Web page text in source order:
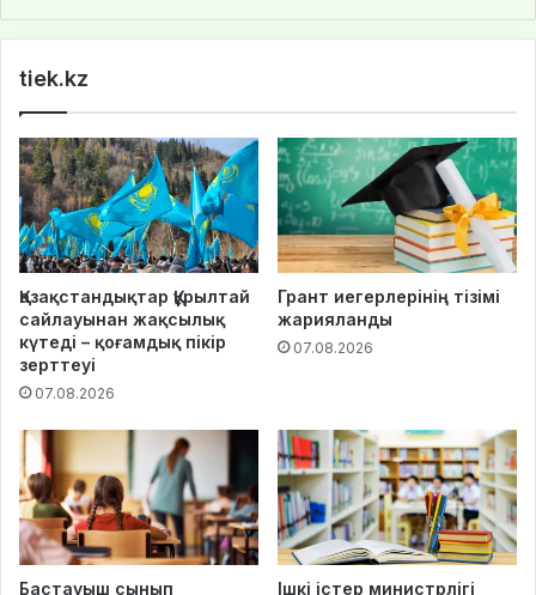
te
tiek.kz
Қазақстандықтар Құрылтай
сайлауынан жақсылық
күтеді – қоғамдық пікір
зерттеуі
07.08.2026
Грант иегерлерінің тізімі
жарияланды
07.08.2026
Бастауыш сынып
Ішкі істер министрлігі